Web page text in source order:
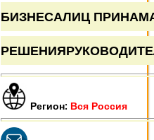
БИЗНЕСАЛИЦ
Регион: Вся Россия